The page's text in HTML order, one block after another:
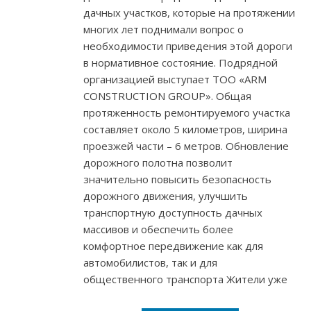
дачных участков, которые на протяжении
многих лет поднимали вопрос о
необходимости приведения этой дороги
в нормативное состояние. Подрядной
организацией выступает ТОО «ARM
CONSTRUCTION GROUP». Общая
протяженность ремонтируемого участка
составляет около 5 километров, ширина
проезжей части – 6 метров. Обновление
дорожного полотна позволит
значительно повысить безопасность
дорожного движения, улучшить
транспортную доступность дачных
массивов и обеспечить более
комфортное передвижение как для
автомобилистов, так и для
общественного транспорта Жители уже